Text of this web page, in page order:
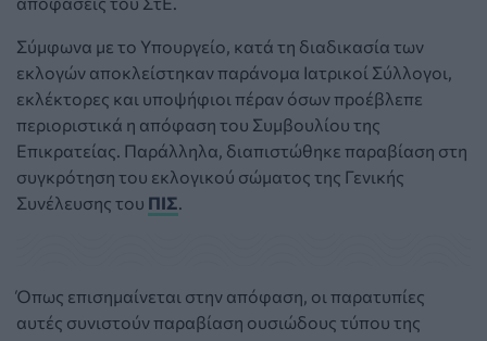
Σύμφωνα με το Υπουργείο, κατά τη διαδικασία των
εκλογών αποκλείστηκαν παράνομα Ιατρικοί Σύλλογοι,
εκλέκτορες και υποψήφιοι πέραν όσων προέβλεπε
περιοριστικά η απόφαση του Συμβουλίου της
Επικρατείας. Παράλληλα, διαπιστώθηκε παραβίαση στη
συγκρότηση του εκλογικού σώματος της Γενικής
Συνέλευσης του ΠΙΣ
Όπως επισημαίνεται στην απόφαση, οι παρατυπίες
αυτές συνιστούν παραβίαση ουσιώδους τύπου της